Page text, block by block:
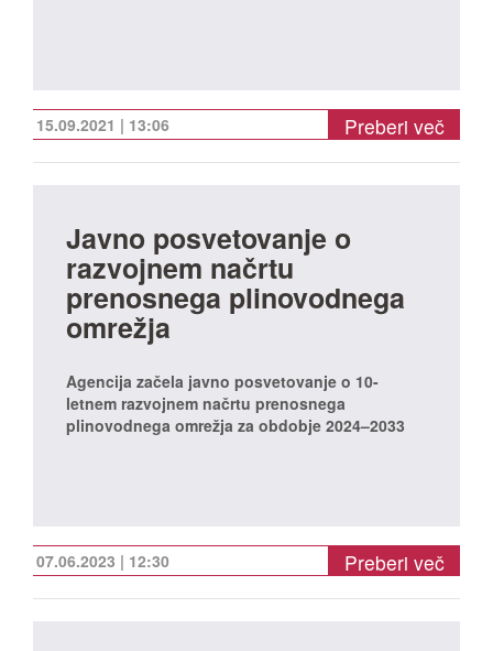
15.09.2021 | 13:06 Preberi več
Javno posvetovanje o
razvojnem načrtu
prenosnega plinovodnega
omrežja
Agencija začela javno posvetovanje o 10-
letnem razvojnem načrtu prenosnega
plinovodnega omrežja za obdobje 2024–2033
07.06.2023 | 12:30 Preberi več